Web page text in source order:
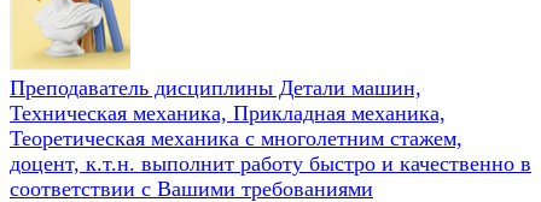
Преподаватель дисциплины Детали машин,
Техническая механика, Прикладная механика,
Теоретическая механика с многолетним стажем,
доцент, к.т.н. выполнит работу быстро и качественно в
соответствии с Вашими требованиями